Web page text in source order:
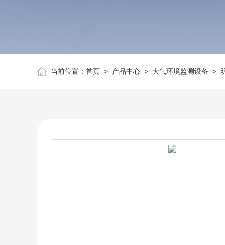
当前位置： 首页> 产品中心> 大气环境监测设备 >